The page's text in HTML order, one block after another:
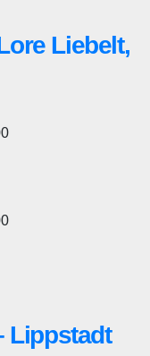
Liebelt,
Lippstadt